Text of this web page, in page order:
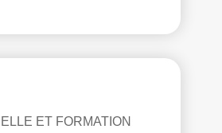
ET FORMATION